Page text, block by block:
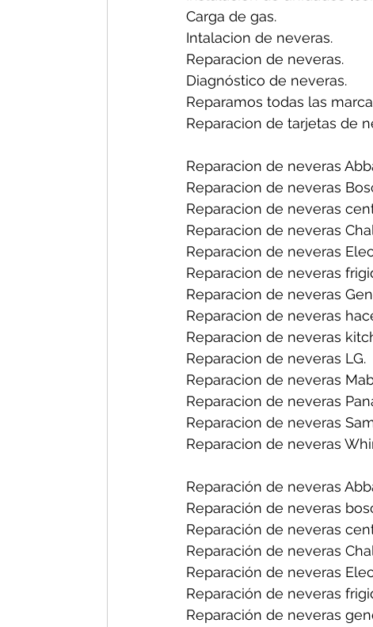
Carga de gas.
Intalacion de neveras.
Reparacion de neveras.
Diagnóstico de neveras.
Reparamos todas las
Reparacion de tarjetas de
Reparacion de neveras
Reparacion de neveras
Reparacion de neveras
Reparacion de neveras
Reparacion de neveras
Reparacion de neveras
Reparacion de neveras
Reparacion de neveras
Reparacion de neveras
Reparacion de neveras LG.
Reparacion de neveras
Reparacion de neveras
Reparacion de neveras
Reparacion de neveras
Reparación de neveras
Reparación de neveras
Reparación de neveras
Reparación de neveras
Reparación de neveras
Reparación de neveras
Reparación de neveras